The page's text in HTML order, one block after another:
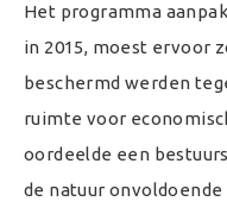
Het programma
in 2015, moest ervoor
beschermd werden
ruimte voor
oordeelde een
de natuur